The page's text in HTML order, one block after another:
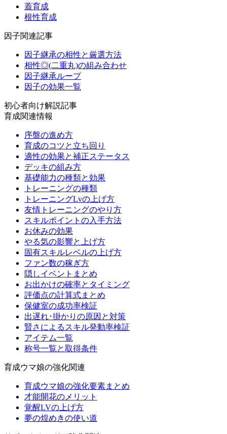
蓋育成
根性育成
因子関連記事
因子継承の相性と厳選方法
相性◎(二重丸)の組み合わせ
因子継承ループ
因子の効果一覧
初心者向け解説記事
育成関連情報
序盤の進め方
育成のコツと立ち回り
適性の効果と補正ステータス
デッキの組み方
基礎能力の種類と効果
トレーニングの種類
トレーニングLvの上げ方
友情トレーニングのやり方
スキルポイントの入手方法
お休みの効果
やる気の影響と上げ方
固有スキルレベルの上げ方
ファン数の稼ぎ方
隠しイベントまとめ
お出かけの確率とタイミング
評価点の計算式まとめ
保健室の成功率検証
出遅れ･掛かりの原因と対策
賢さによるスキル発動率検証
アイテム一覧
称号一覧と取得条件
育成ウマ娘の強化関連
育成ウマ娘の強化要素まとめ
才能開花のメリット
覚醒LVの上げ方
夢の煌めきの使い道